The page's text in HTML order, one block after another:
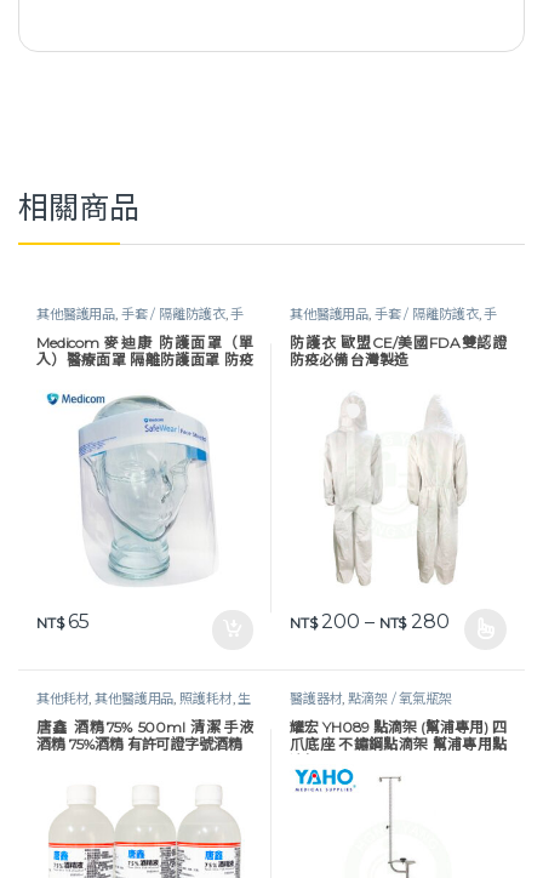
相關商品
其他醫護用品, 手套 / 隔離防護衣,手
套及防護衣
,照護耗材,醫護器材,
防疫
物資,防護衣 / 面罩
Medicom 麥迪康 防護面罩（單
入）醫療面罩 隔離防護面罩 防疫
NT$65
其他醫護用品, 手套 / 隔離防護衣,手
套及防護衣,照護耗材,生活保健,醫護
器材,防疫物資,防護衣 / 面罩
防護衣 歐盟CE/美國FDA雙認證
防疫必備 台灣製造
NT$200 – NT$280價格範圍
其他耗材,其他醫護用品, 照護耗材,生
活保健,酒精 / 乾洗手, 醫護器材, 防疫
物資
唐鑫 酒精75% 500ml 清潔手液
酒精 75%酒精 有許可證字號酒精
醫護器材,點滴架 / 氧氣瓶架
耀宏 YH089 點滴架 (幫浦專用) 四
爪底座 不鏽鋼點滴架 幫浦專用點